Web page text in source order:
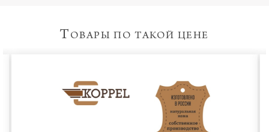
Т ОВАРЫ ПО ТАКОЙ ЦЕНЕ